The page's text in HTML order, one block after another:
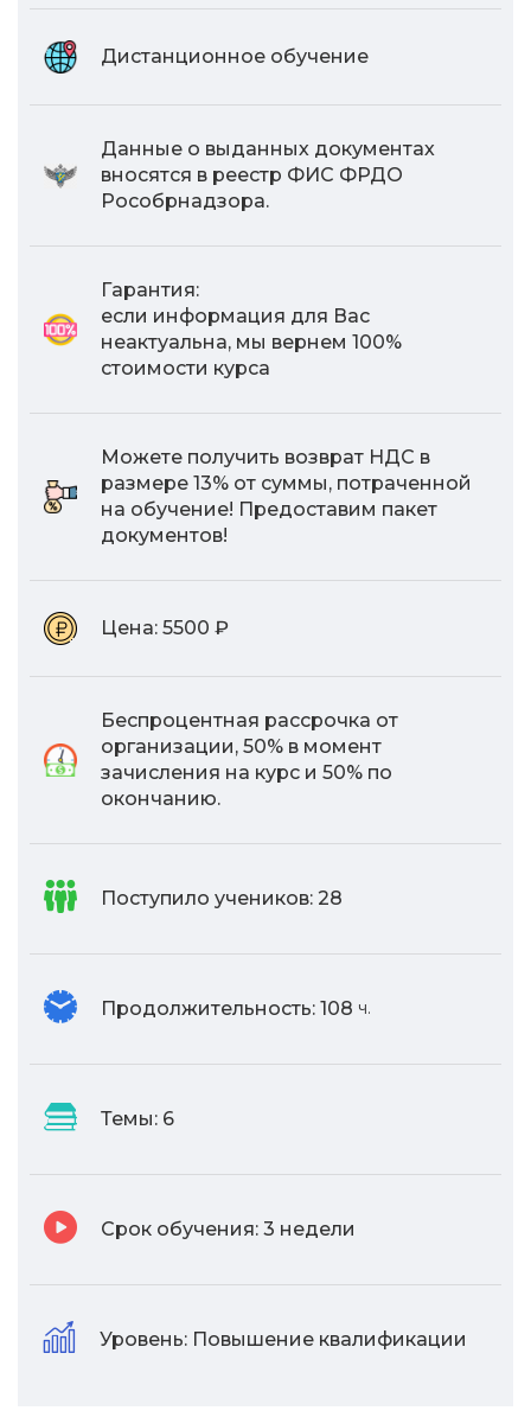
Дистанционное обучение
Данные о выданных документах
вносятся в реестр ФИС ФРДО
Рособрнадзора.
Гарантия:
если информация для Вас
неактуальна, мы вернем 100%
стоимости курса
Можете получить возврат НДС в
размере 13% от суммы, потраченной
на обучение! Предоставим пакет
документов!
Цена: 5500 ₽
Беспроцентная рассрочка от
организации, 50% в момент
зачисления на курс и 50% по
окончанию.
Поступило учеников: 28
Продолжительность: 108 ч.
Темы: 6
Срок обучения: 3 недели
Уровень: Повышение квалификации